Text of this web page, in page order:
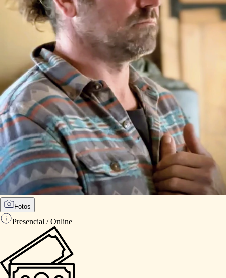
Fotos
Presencial / Online